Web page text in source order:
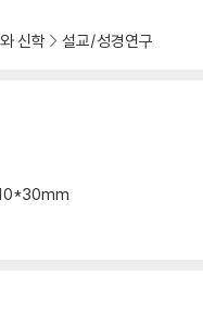
신학 설교/성경연구